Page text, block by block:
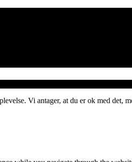
Vi antager, at du er ok med det,